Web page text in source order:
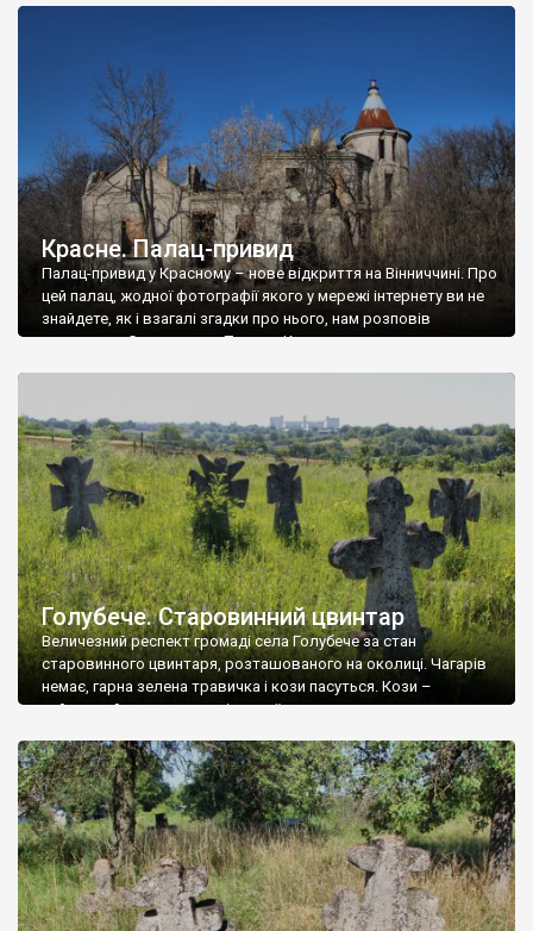
Красне. Палац-привид
Палац-привид у Красному – нове відкриття на Вінниччині. Про
цей палац, жодної фотографії якого у мережі інтернету ви не
знайдете, як і взагалі згадки про нього, нам розповів
мешканець Самгородка. Палац у Красному вразив не лише
Голубече. Старовинний цвинтар
Величезний респект громаді села Голубече за стан
старовинного цвинтаря, розташованого на околиці. Чагарів
немає, гарна зелена травичка і кози пасуться. Кози –
найкращий регулятор шкідливої, для старих кладовищ,
бруньками, кози ті бруньки обгризають, бо то улюблений
делікатес. На цвинтарі у Голубечому ціла колекція
різноманітних форм хрестів. Село відносно невелике, […]